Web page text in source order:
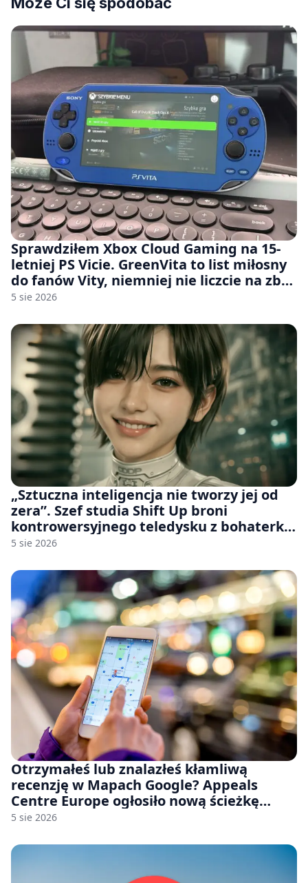
Sprawdziłem Xbox Cloud Gaming na 15-
letniej PS Vicie. GreenVita to list miłosny
do fanów Vity, niemniej nie liczcie na zbyt
wiele [FELIETON]
5 sie 2026
„Sztuczna inteligencja nie tworzy jej od
zera”. Szef studia Shift Up broni
kontrowersyjnego teledysku z bohaterką
Stellar Blade: Blood Rain
5 sie 2026
Otrzymałeś lub znalazłeś kłamliwą
recenzję w Mapach Google? Appeals
Centre Europe ogłosiło nową ścieżkę
odwoławczą dla firm i konsumentów
5 sie 2026